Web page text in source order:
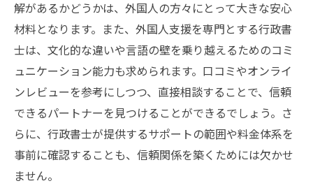
ート内容
石川県で受けられる外国人支援と在留資格
サポート
行政書士による外国人支援と在留資格取得
のプロセス
外国人支援を通じた在留資格取得の秘訣
石川県の行政書士が提供する在留資格取得
解があるかどうかは、外国人の方々にとって大きな安心
材料となります。また、外国人支援を専門とする行政書
士は、文化的な違いや言語の壁を乗り越えるためのコミ
ュニケーション能力も求められます。口コミやオンライ
ンレビューを参考にしつつ、直接相談することで、信頼
できるパートナーを見つけることができるでしょう。さ
らに、行政書士が提供するサポートの範囲や料金体系を
事前に確認することも、信頼関係を築くためには欠かせ
ません。